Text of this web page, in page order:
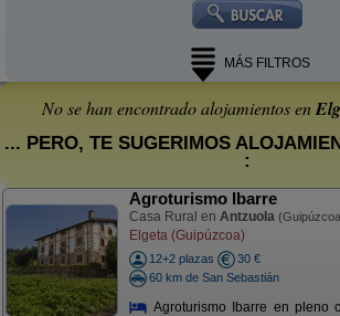
MÁS FILTROS
No se han encontrado alojamientos en
... PERO, TE SUGERIMOS
:
Agroturismo Ibarre
Casa Rural en Antzuola
Elgeta (Guipúzcoa)
12+2 plazas
30 €
60 km de San Sebastián
Agroturismo Ibarre en pleno